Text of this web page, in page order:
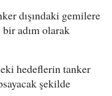
dışındaki gemilere
adım olarak
hedeflerin tanker
şekilde